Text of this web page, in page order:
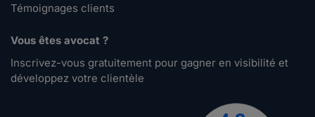
Témoignages clients
Vous êtes avocat ?
Inscrivez-vous gratuitement pour gagner en visibilité et
développez votre clientèle